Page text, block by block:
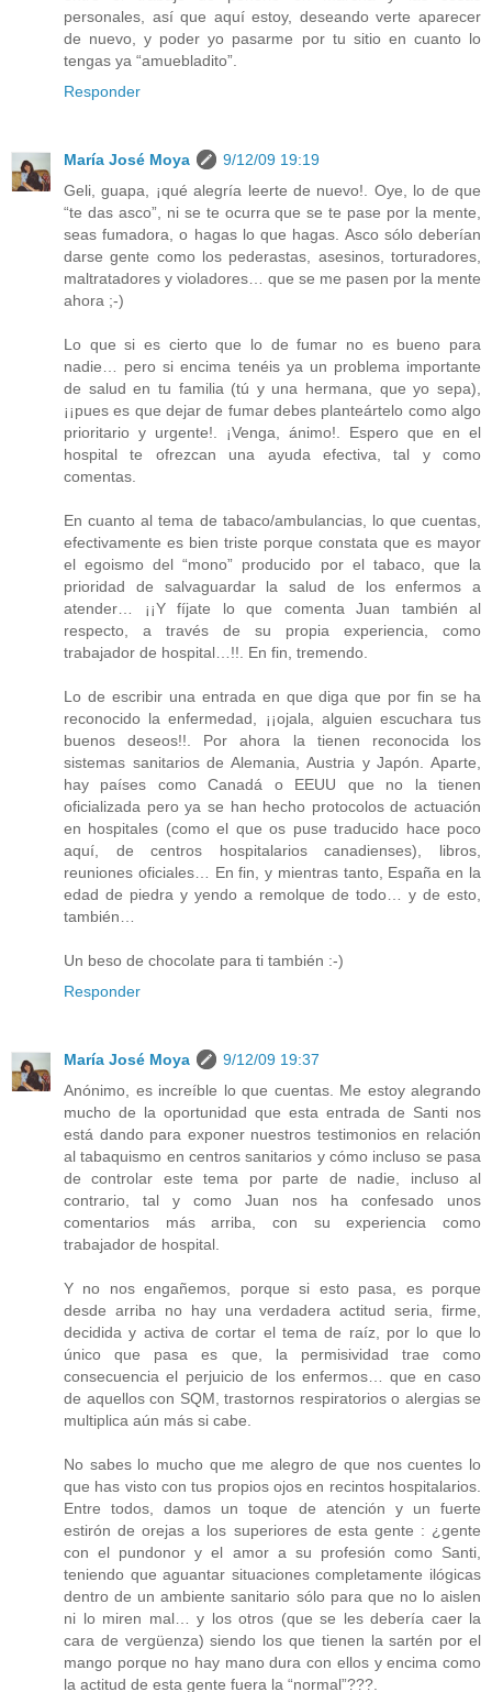
personales, así que aquí estoy, deseando verte aparecer
de nuevo, y poder yo pasarme por tu sitio en cuanto lo
tengas ya “amuebladito”.
Responder
María José Moya
9/12/09 19:19
Geli, guapa, ¡qué alegría leerte de nuevo!. Oye, lo de que
“te das asco”, ni se te ocurra que se te pase por la mente,
seas fumadora, o hagas lo que hagas. Asco sólo deberían
darse gente como los pederastas, asesinos, torturadores,
maltratadores y violadores… que se me pasen por la mente
ahora ;-)
Lo que si es cierto que lo de fumar no es bueno para
nadie… pero si encima tenéis ya un problema importante
de salud en tu familia (tú y una hermana, que yo sepa),
¡¡pues es que dejar de fumar debes planteártelo como algo
prioritario y urgente!. ¡Venga, ánimo!. Espero que en el
hospital te ofrezcan una ayuda efectiva, tal y como
comentas.
En cuanto al tema de tabaco/ambulancias, lo que cuentas,
efectivamente es bien triste porque constata que es mayor
el egoismo del “mono” producido por el tabaco, que la
prioridad de salvaguardar la salud de los enfermos a
atender… ¡¡Y fíjate lo que comenta Juan también al
respecto, a través de su propia experiencia, como
trabajador de hospital…!!. En fin, tremendo.
Lo de escribir una entrada en que diga que por fin se ha
reconocido la enfermedad, ¡¡ojala, alguien escuchara tus
buenos deseos!!. Por ahora la tienen reconocida los
sistemas sanitarios de Alemania, Austria y Japón. Aparte,
hay países como Canadá o EEUU que no la tienen
oficializada pero ya se han hecho protocolos de actuación
en hospitales (como el que os puse traducido hace poco
aquí, de centros hospitalarios canadienses), libros,
reuniones oficiales… En fin, y mientras tanto, España en la
edad de piedra y yendo a remolque de todo… y de esto,
también…
Un beso de chocolate para ti también :-)
Responder
María José Moya
9/12/09 19:37
Anónimo, es increíble lo que cuentas. Me estoy alegrando
mucho de la oportunidad que esta entrada de Santi nos
está dando para exponer nuestros testimonios en relación
al tabaquismo en centros sanitarios y cómo incluso se pasa
de controlar este tema por parte de nadie, incluso al
contrario, tal y como Juan nos ha confesado unos
comentarios más arriba, con su experiencia como
trabajador de hospital.
Y no nos engañemos, porque si esto pasa, es porque
desde arriba no hay una verdadera actitud seria, firme,
decidida y activa de cortar el tema de raíz, por lo que lo
único que pasa es que, la permisividad trae como
consecuencia el perjuicio de los enfermos… que en caso
de aquellos con SQM, trastornos respiratorios o alergias se
multiplica aún más si cabe.
No sabes lo mucho que me alegro de que nos cuentes lo
que has visto con tus propios ojos en recintos hospitalarios.
Entre todos, damos un toque de atención y un fuerte
estirón de orejas a los superiores de esta gente : ¿gente
con el pundonor y el amor a su profesión como Santi,
teniendo que aguantar situaciones completamente ilógicas
dentro de un ambiente sanitario sólo para que no lo aislen
ni lo miren mal… y los otros (que se les debería caer la
cara de vergüenza) siendo los que tienen la sartén por el
mango porque no hay mano dura con ellos y encima como
la actitud de esta gente fuera la “normal”???.